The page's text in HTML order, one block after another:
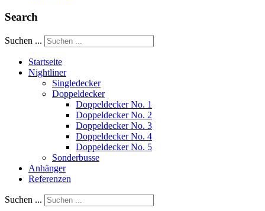
Search
Suchen ...
Startseite
Nightliner
Singledecker
Doppeldecker
Doppeldecker No. 1
Doppeldecker No. 2
Doppeldecker No. 3
Doppeldecker No. 4
Doppeldecker No. 5
Sonderbusse
Anhänger
Referenzen
Suchen ...